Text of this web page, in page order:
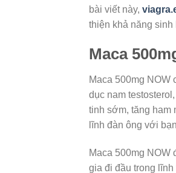
bài viết này,
thiện khả năng sinh
Maca
Maca 500mg NOW
dục nam
tinh sớm, tăng ham
lĩnh đàn ông với
Maca 500mg NOW
gia đi đầu trong